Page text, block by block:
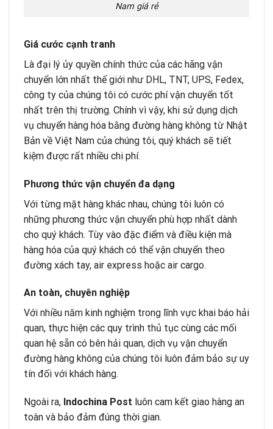
Nam giá rẻ
Giá cước cạnh tranh
Là đại lý ủy quyền chính thức của các hãng vận
chuyển lớn nhất thế giới như DHL, TNT, UPS, Fedex,
công ty của chúng tôi có cước phí vận chuyển tốt
nhất trên thị trường. Chính vì vậy, khi sử dụng dịch
vụ chuyển hàng hóa bằng đường hàng không từ Nhật
Bản về Việt Nam của chúng tôi, quý khách sẽ tiết
kiệm được rất nhiều chi phí.
Phương thức vận chuyển đa dạng
Với từng mặt hàng khác nhau, chúng tôi luôn có
những phương thức vận chuyển phù hợp nhất dành
cho quý khách. Tùy vào đặc điểm và điều kiện mà
hàng hóa của quý khách có thể vận chuyển theo
đường xách tay, air express hoặc air cargo.
An toàn, chuyên nghiệp
Với nhiều năm kinh nghiệm trong lĩnh vực khai báo hải
quan, thực hiện các quy trình thủ tục cùng các mối
quan hệ sẵn có bên hải quan, dịch vụ vận chuyển
đường hàng không của chúng tôi luôn đảm bảo sự uy
tín đối với khách hàng.
Ngoài ra, Indochina Post luôn cam kết giao hàng an
toàn và bảo đảm đúng thời gian.